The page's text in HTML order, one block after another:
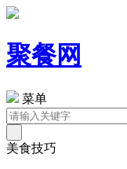
聚餐网
菜单
美食技巧